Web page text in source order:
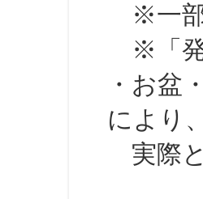
※一部、
※「発送
・お盆
により
実際と